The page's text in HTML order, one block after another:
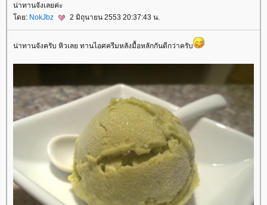
น่าทานจังเลยค่ะ
ดย: NokJbz 2 มิถุนายน 2553 20:37:43 น.
น่าทานจังครับ หิวเลย ทานไอศครีมหลังมื้อหลักกันดีกว่าครับ